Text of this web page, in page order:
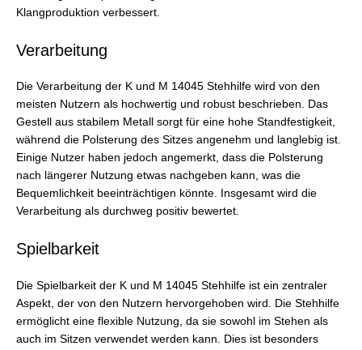
Klangproduktion verbessert.
Verarbeitung
Die Verarbeitung der K und M 14045 Stehhilfe wird von den
meisten Nutzern als hochwertig und robust beschrieben. Das
Gestell aus stabilem Metall sorgt für eine hohe Standfestigkeit,
während die Polsterung des Sitzes angenehm und langlebig ist.
Einige Nutzer haben jedoch angemerkt, dass die Polsterung
nach längerer Nutzung etwas nachgeben kann, was die
Bequemlichkeit beeinträchtigen könnte. Insgesamt wird die
Verarbeitung als durchweg positiv bewertet.
Spielbarkeit
Die Spielbarkeit der K und M 14045 Stehhilfe ist ein zentraler
Aspekt, der von den Nutzern hervorgehoben wird. Die Stehhilfe
ermöglicht eine flexible Nutzung, da sie sowohl im Stehen als
auch im Sitzen verwendet werden kann. Dies ist besonders